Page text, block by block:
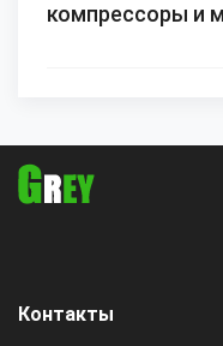
компрессоры и
Контакты